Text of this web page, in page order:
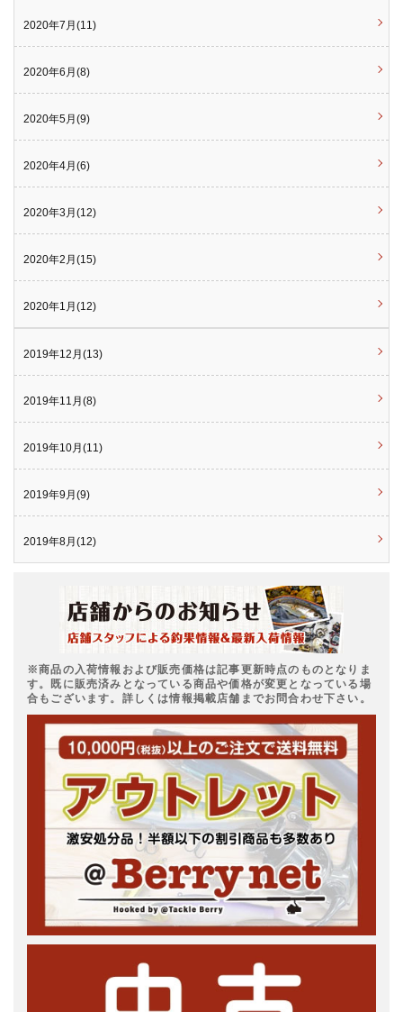
2020年7月(11)
2020年6月(8)
2020年5月(9)
2020年4月(6)
2020年3月(12)
2020年2月(15)
2020年1月(12)
2019年12月(13)
2019年11月(8)
2019年10月(11)
2019年9月(9)
2019年8月(12)
※商品の入荷情報および販売価格は記事更新時点のものとなりま
す。既に販売済みとなっている商品や価格が変更となっている場
合もございます。詳しくは情報掲載店舗までお問合わせ下さい。